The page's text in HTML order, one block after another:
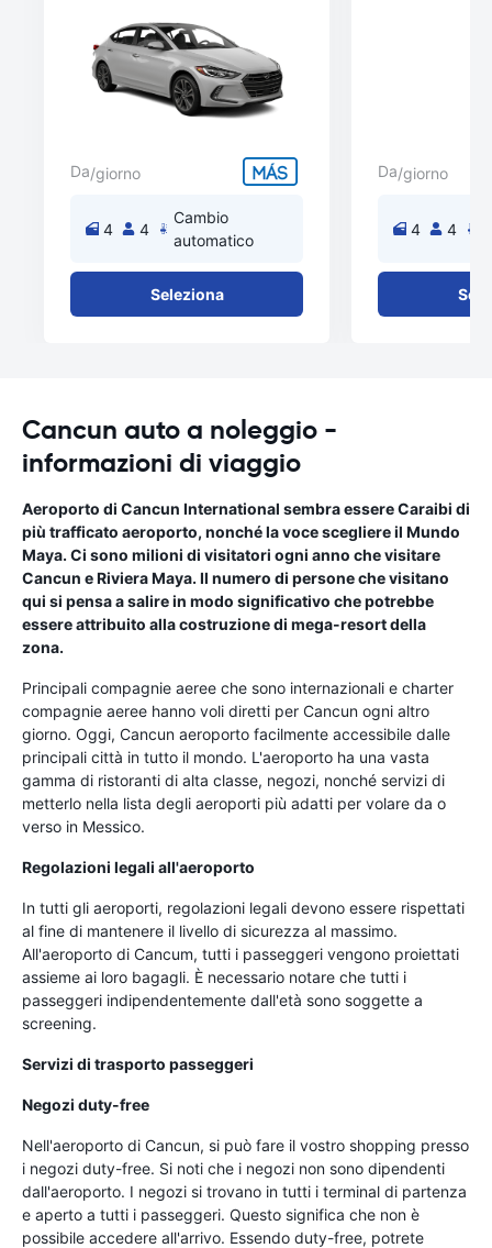
Da/giorno
4 4
Cambio
automatico
Seleziona
Da/giorno
4 4
Cancun auto a noleggio -
informazioni di viaggio
Aeroporto di Cancun International sembra essere Caraibi di
più trafficato aeroporto, nonché la voce scegliere il Mundo
Maya. Ci sono milioni di visitatori ogni anno che visitare
Cancun e Riviera Maya. Il numero di persone che visitano
qui si pensa a salire in modo significativo che potrebbe
essere attribuito alla costruzione di mega-resort della
zona.
Principali compagnie aeree che sono internazionali e charter
compagnie aeree hanno voli diretti per Cancun ogni altro
giorno. Oggi, Cancun aeroporto facilmente accessibile dalle
principali città in tutto il mondo. L'aeroporto ha una vasta
gamma di ristoranti di alta classe, negozi, nonché servizi di
metterlo nella lista degli aeroporti più adatti per volare da o
verso in Messico.
Regolazioni legali all'aeroporto
In tutti gli aeroporti, regolazioni legali devono essere rispettati
al fine di mantenere il livello di sicurezza al massimo.
All'aeroporto di Cancum, tutti i passeggeri vengono proiettati
assieme ai loro bagagli. È necessario notare che tutti i
passeggeri indipendentemente dall'età sono soggette a
screening.
Servizi di trasporto passeggeri
Negozi duty-free
Nell'aeroporto di Cancun, si può fare il vostro shopping presso
i negozi duty-free. Si noti che i negozi non sono dipendenti
dall'aeroporto. I negozi si trovano in tutti i terminal di partenza
e aperto a tutti i passeggeri. Questo significa che non è
possibile accedere all'arrivo. Essendo duty-free, potrete